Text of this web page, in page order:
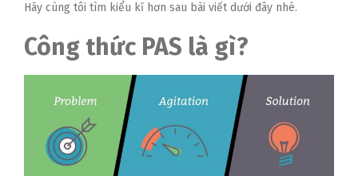
Hãy cùng tôi tìm kiểu kĩ hơn sau bài viết dưới đây nhé.
Công thức PAS là gì?